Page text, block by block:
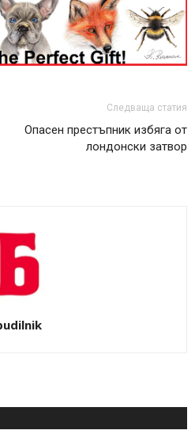
Следваща статия
Опасен престъпник избяга от
лондонски затвор